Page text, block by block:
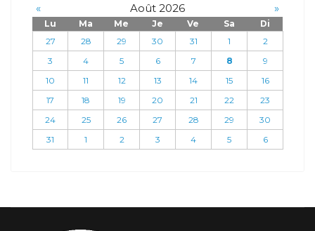
« Août 2026 »
Lu Ma Me Je Ve Sa
Di
27
28 29 30 31 1
2
3
4 5 6 7 8
9
10
11 12 13 14 15
16
17
18 19 20 21 22
23
24
25 26 27 28 29
30
31
1 2 3 4 5 6